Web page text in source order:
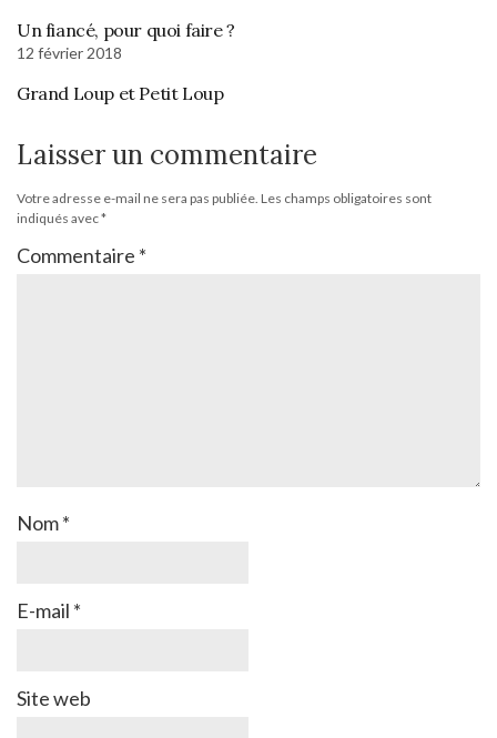
Un fiancé, pour quoi faire ?
12 février 2018
Grand Loup et Petit Loup
Laisser un commentaire
Votre adresse e-mail ne sera pas publiée. Les champs obligatoires sont
indiqués avec*
Commentaire *
Nom*
E-mail *
Site web